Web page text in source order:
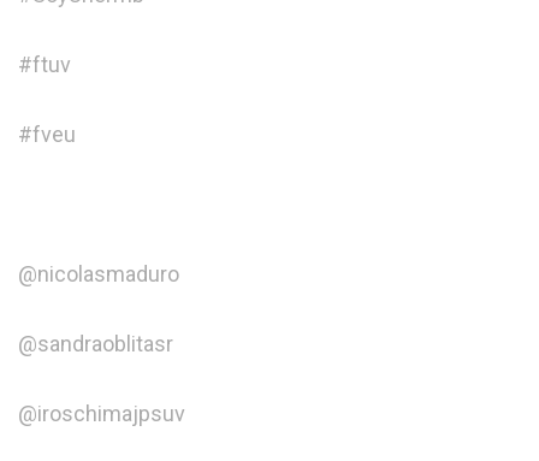
#ftuv
#fveu
@nicolasmaduro
@sandraoblitasr
@iroschimajpsuv